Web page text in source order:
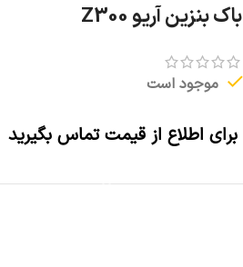
باک بنزین آریو Z300
موجود است
برای اطلاع از قیمت تماس بگیرید